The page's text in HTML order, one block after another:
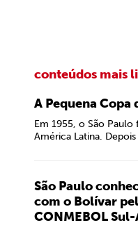
conteúdos mais
A Pequena Copa
Em 1955, o São
América Latina.
São Paulo
com o Bolívar
CONMEBOL